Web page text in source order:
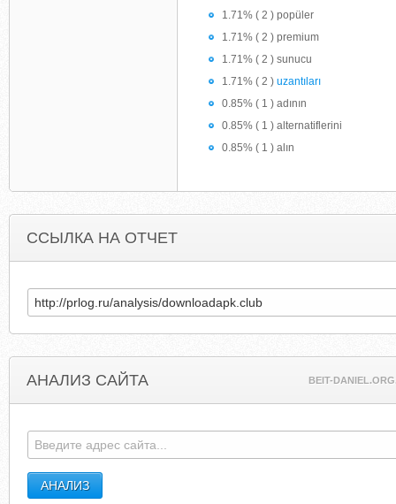
1.71% ( 2 ) popüler
1.71% ( 2 ) premium
1.71% ( 2 ) sunucu
1.71% ( 2 ) uzantıları
0.85% ( 1 ) adının
0.85% ( 1 ) alternatiflerini
0.85% ( 1 ) alın
ССЫЛКА НА ОТЧЕТ
АНАЛИЗ САЙТА BEIT-